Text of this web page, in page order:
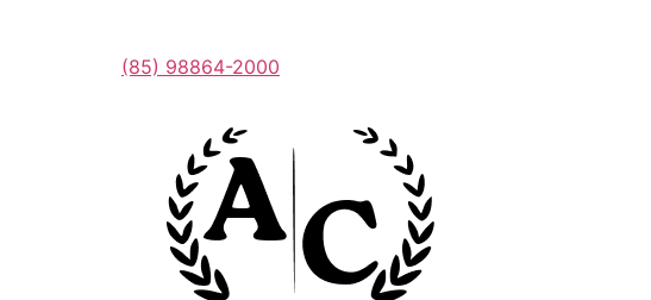
(85) 98864-2000